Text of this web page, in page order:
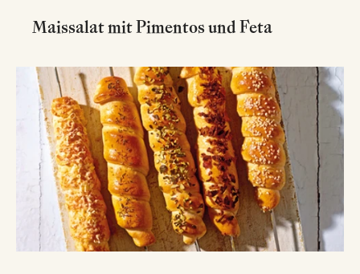
Maissalat mit Pimentos und Feta